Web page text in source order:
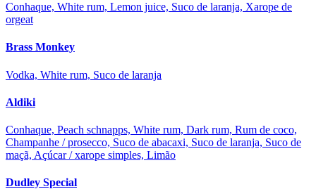
Conhaque, White rum, Lemon juice, Suco de laranja, Xarope de
orgeat
Brass Monkey
Vodka, White rum, Suco de laranja
Aldiki
Conhaque, Peach schnapps, White rum, Dark rum, Rum de coco,
Champanhe / prosecco, Suco de abacaxi, Suco de laranja, Suco de
maçã, Açúcar / xarope simples, Limão
Dudley Special